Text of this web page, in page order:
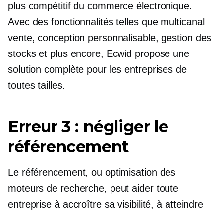
plus compétitif du commerce électronique.
Avec des fonctionnalités telles que multicanal
vente, conception personnalisable, gestion des
stocks et plus encore, Ecwid propose une
solution complète pour les entreprises de
toutes tailles.
Erreur 3 : négliger le
référencement
Le référencement, ou optimisation des
moteurs de recherche, peut aider toute
entreprise à accroître sa visibilité, à atteindre